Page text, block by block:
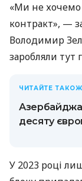
«Ми не хочемо
контракт», —
Володимир
заробляли тут
ЧИТАЙТЕ ТАКОЖ
десяту
У 2023 році